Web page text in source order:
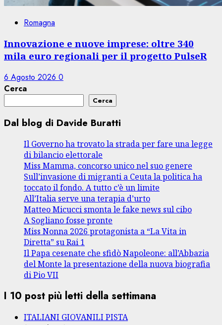
Romagna
Innovazione e nuove imprese: oltre 340
mila euro regionali per il progetto PulseR
6 Agosto 2026 0
Cerca
Cerca
Dal blog di Davide Buratti
Il Governo ha trovato la strada per fare una legge
di bilancio elettorale
Miss Mamma, concorso unico nel suo genere
Sull’invasione di migranti a Ceuta la politica ha
toccato il fondo. A tutto c’è un limite
All’Italia serve una terapia d’urto
Matteo Micucci smonta le fake news sul cibo
A Sogliano fosse pronte
Miss Nonna 2026 protagonista a “La Vita in
Diretta” su Rai 1
Il Papa cesenate che sfidò Napoleone: all’Abbazia
del Monte la presentazione della nuova biografia
di Pio VII
I 10 post più letti della settimana
ITALIANI GIOVANILI PISTA